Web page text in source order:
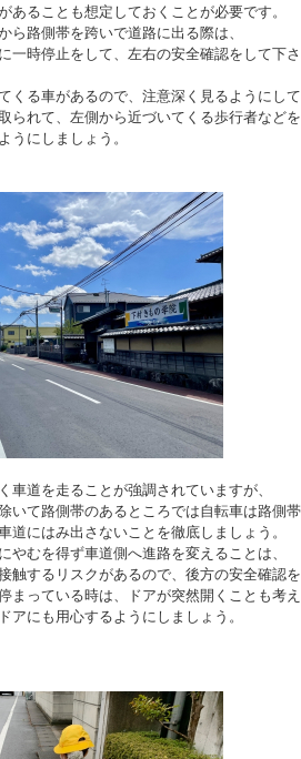
あることも想定しておくことが必要です。
ら路側帯を跨いで道路に出る際は、
一時停止をして、左右の安全確認をして下
くる車があるので、注意深く見るようにし
られて、左側から近づいてくる歩行者など
うにしましょう。
車道を走ることが強調されていますが、
いて路側帯のあるところでは自転車は路側
道にはみ出さないことを徹底しましょう。
やむを得ず車道側へ進路を変えることは、
触するリスクがあるので、後方の安全確認
まっている時は、ドアが突然開くことも考
アにも用心するようにしましょう。